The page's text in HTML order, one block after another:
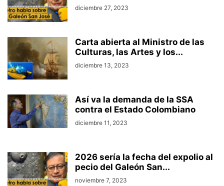
diciembre 27, 2023
Carta abierta al Ministro de las
Culturas, las Artes y los...
diciembre 13, 2023
Así va la demanda de la SSA
contra el Estado Colombiano
diciembre 11, 2023
2026 sería la fecha del expolio al
pecio del Galeón San...
noviembre 7, 2023